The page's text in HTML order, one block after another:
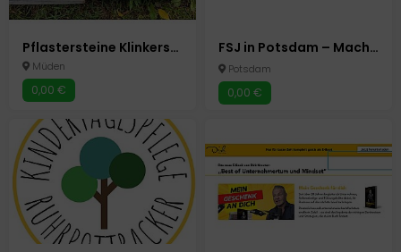
Pflastersteine Klinkersteine
Müden
0,00 €
FSJ in Potsdam – Mach was Sinnvolles mit deinem Jahr! ❤️
Potsdam
0,00 €